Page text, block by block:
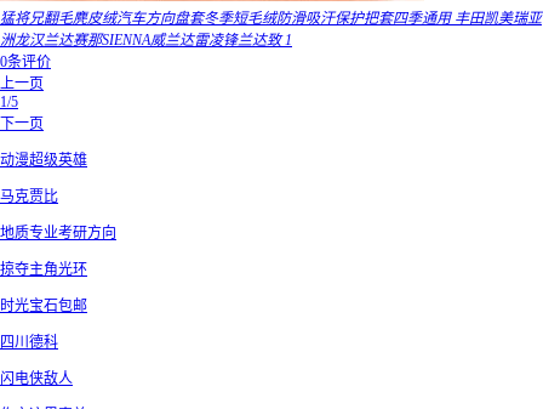
猛将兄翻毛麂皮绒汽车方向盘套冬季短毛绒防滑吸汗保护把套四季通用 丰田凯美瑞亚
洲龙汉兰达赛那SIENNA威兰达雷凌锋兰达致 1
0条评价
上一页
1/5
下一页
动漫超级英雄
马克贾比
地质专业考研方向
掠夺主角光环
时光宝石包邮
四川德科
闪电侠敌人